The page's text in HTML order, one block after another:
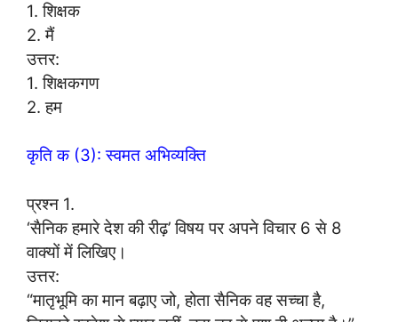
1. शिक्षक
2. मैं
उत्तर:
1. शिक्षकगण
2. हम
कृति क (3): स्वमत अभिव्यक्ति
प्रश्न 1.
‘सैनिक हमारे देश की रीढ़’ विषय पर अपने विचार 6 से 8
वाक्यों में लिखिए।
उत्तर:
“मातृभूमि का मान बढ़ाए जो, होता सैनिक वह सच्चा है,